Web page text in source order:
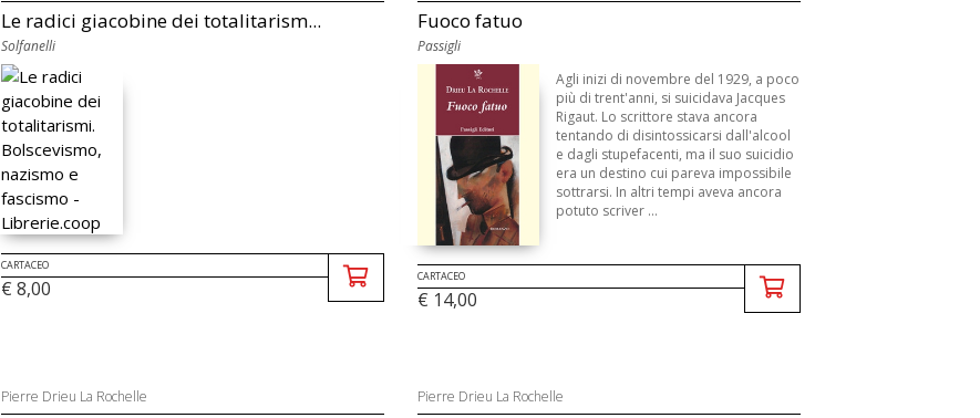
Le radici giacobine dei totalitarism...
Solfanelli
CARTACEO
€ 8,00
Fuoco fatuo
Passigli
Agli inizi di novembre del 1929, a poco
più di trent'anni, si suicidava Jacques
Rigaut. Lo scrittore stava ancora
tentando di disintossicarsi dall'alcool
e dagli stupefacenti, ma il suo suicidio
era un destino cui pareva impossibile
sottrarsi. In altri tempi aveva ancora
potuto scriver ...
CARTACEO
€ 14,00
Pierre Drieu La Rochelle Pierre Drieu La Rochelle